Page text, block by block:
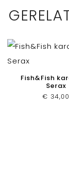
Fish&Fish
Serax
€ 34,00